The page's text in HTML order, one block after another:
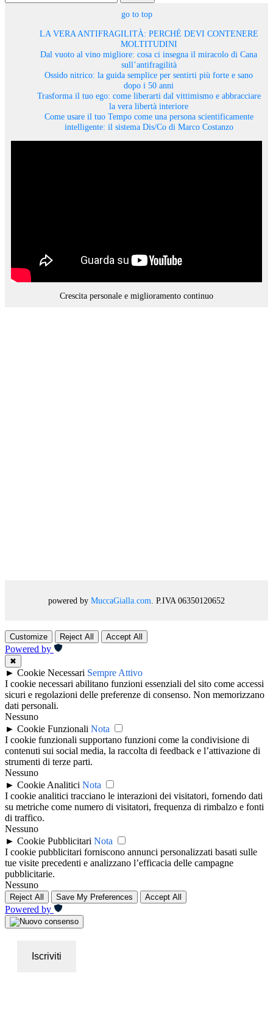
go to top
LA VERA ANTIFRAGILITÀ: PERCHÉ DEVI CONTENERE
MOLTITUDINI
Dal vuoto al vino migliore: cosa ci insegna il miracolo di Cana
sull’antifragilità
Ossido nitrico: la guida semplice per sentirti più forte e sano
dopo i 50 anni
Trasforma il tuo ego: come liberarti dal vittimismo e abbracciare
la vera libertà interiore
Come usare il tuo Tempo come una persona scientificamente
intelligente: il sistema Dis/Co di Marco Costanzo
Crescita personale e miglioramento continuo
powered by MuccaGialla.com . P.IVA 06350120652
Customize Reject All Accept All
Powered by
✖
► Cookie Necessari Sempre Attivo
I cookie necessari abilitano funzioni essenziali del sito come accessi
sicuri e regolazioni delle preferenze di consenso. Non memorizzano
dati personali.
Nessuno
► Cookie Funzionali Nota
I cookie funzionali supportano funzioni come la condivisione di
contenuti sui social media, la raccolta di feedback e l’attivazione di
strumenti di terze parti.
Nessuno
► Cookie Analitici Nota
I cookie analitici tracciano le interazioni dei visitatori, fornendo dati
su metriche come numero di visitatori, frequenza di rimbalzo e fonti
di traffico.
Nessuno
► Cookie Pubblicitari Nota
I cookie pubblicitari forniscono annunci personalizzati basati sulle
tue visite precedenti e analizzano l’efficacia delle campagne
pubblicitarie.
Nessuno
Reject All Save My Preferences Accept All
Powered by
Iscriviti